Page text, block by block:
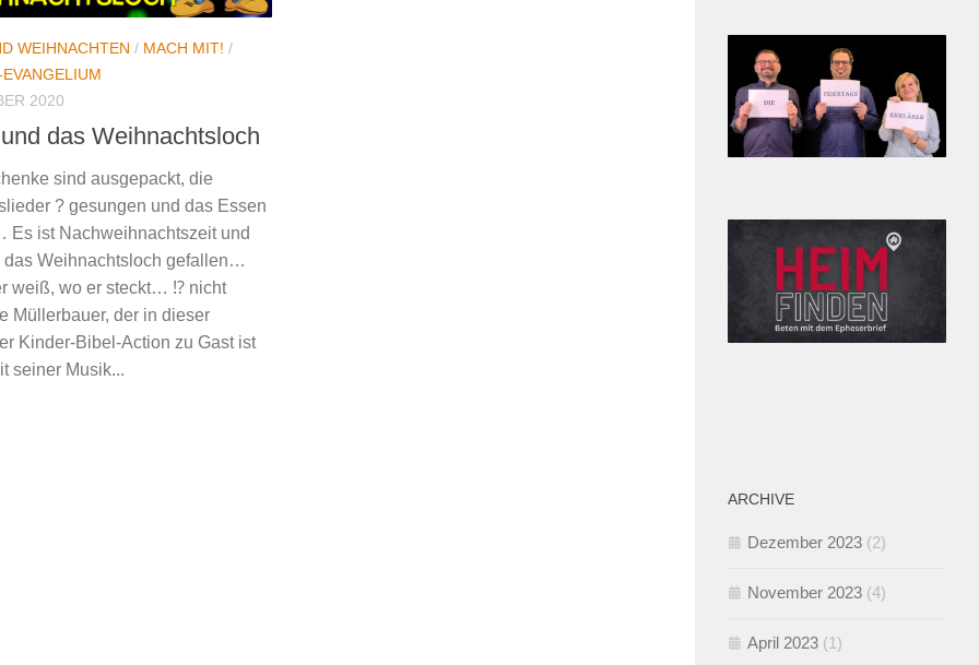
WEIHNACHTEN / MACH MIT! /
2020
das Weihnachtsloch
sind ausgepackt, die
? gesungen und das Essen
Es ist Nachweihnachtszeit und
das Weihnachtsloch gefallen…
weiß, wo er steckt… ⁉️ nicht
Müllerbauer, der in dieser
Kinder-Bibel-Action zu Gast ist
seiner Musik...
ARCHIVE
Dezember 2023 (2)
November 2023 (4)
April 2023 (1)